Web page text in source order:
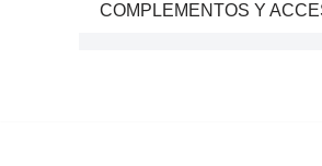
COMPLEMENTOS Y